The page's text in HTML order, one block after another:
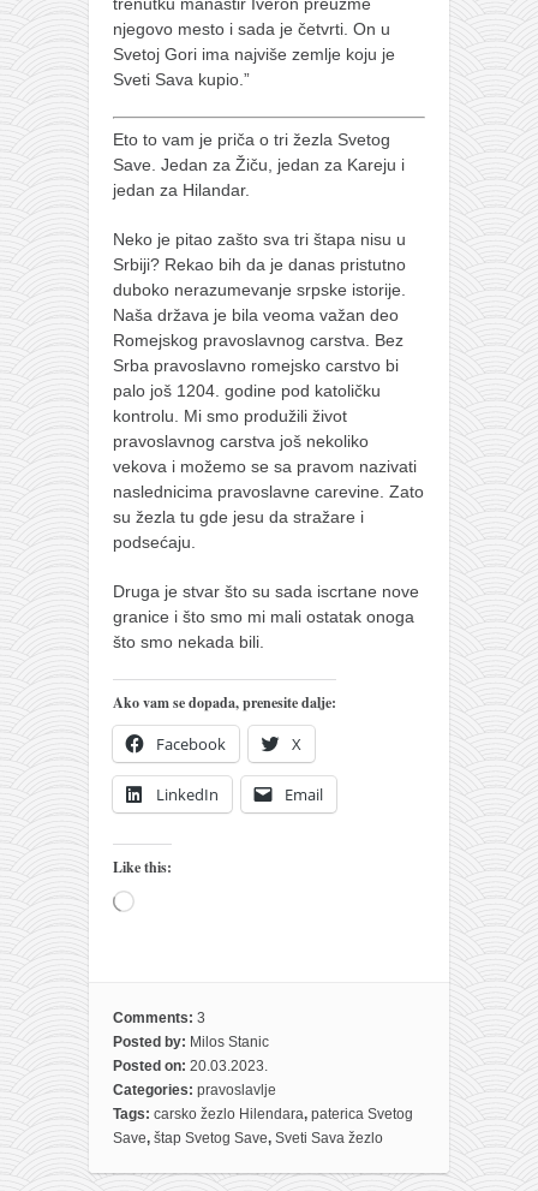
njegovo mesto i sada je četvrti. On u
Svetoj Gori ima najviše zemlje koju je
Sveti Sava kupio.”
Eto to vam je priča o tri žezla Svetog
Save. Jedan za Žiču, jedan za Kareju i
jedan za Hilandar.
Neko je pitao zašto sva tri štapa nisu u
Srbiji? Rekao bih da je danas pristutno
duboko nerazumevanje srpske istorije.
Naša država je bila veoma važan deo
Romejskog pravoslavnog carstva. Bez
Srba pravoslavno romejsko carstvo bi
palo još 1204. godine pod katoličku
kontrolu. Mi smo produžili život
pravoslavnog carstva još nekoliko
vekova i možemo se sa pravom nazivati
naslednicima pravoslavne carevine. Zato
su žezla tu gde jesu da stražare i
podsećaju.
Druga je stvar što su sada iscrtane nove
granice i što smo mi mali ostatak onoga
što smo nekada bili.
Ako vam se dopada, prenesite dalje:
Facebook X
LinkedIn Email
Like this:
Loading…
Comments: 3
Posted by: Milos Stanic
Posted on: 20.03.2023.
Categories: pravoslavlje
Tags: carsko žezlo Hilendara, paterica Svetog
Save, štap Svetog Save, Sveti Sava žezlo